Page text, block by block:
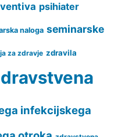
psihiater
naloga seminarske
za zdravje zdravila
infekcijskega